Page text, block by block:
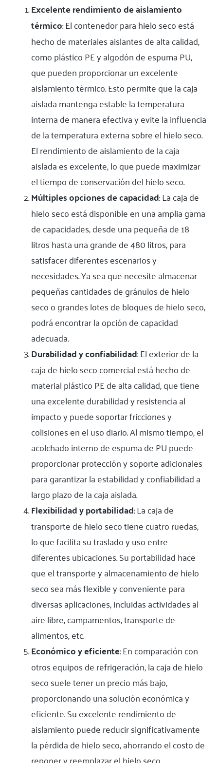
Excelente rendimiento de aislamiento
térmico: El contenedor para hielo seco está
hecho de materiales aislantes de alta calidad,
como plástico PE y algodón de espuma PU,
que pueden proporcionar un excelente
aislamiento térmico. Esto permite que la caja
aislada mantenga estable la temperatura
interna de manera efectiva y evite la influencia
de la temperatura externa sobre el hielo seco.
El rendimiento de aislamiento de la caja
aislada es excelente, lo que puede maximizar
el tiempo de conservación del hielo seco.
Múltiples opciones de capacidad: La caja de
hielo seco está disponible en una amplia gama
de capacidades, desde una pequeña de 18
litros hasta una grande de 480 litros, para
satisfacer diferentes escenarios y
necesidades. Ya sea que necesite almacenar
pequeñas cantidades de gránulos de hielo
seco o grandes lotes de bloques de hielo seco,
podrá encontrar la opción de capacidad
adecuada.
Durabilidad y confiabilidad: El exterior de la
caja de hielo seco comercial está hecho de
material plástico PE de alta calidad, que tiene
una excelente durabilidad y resistencia al
impacto y puede soportar fricciones y
colisiones en el uso diario. Al mismo tiempo, el
acolchado interno de espuma de PU puede
proporcionar protección y soporte adicionales
para garantizar la estabilidad y confiabilidad a
largo plazo de la caja aislada.
Flexibilidad y portabilidad: La caja de
transporte de hielo seco tiene cuatro ruedas,
lo que facilita su traslado y uso entre
diferentes ubicaciones. Su portabilidad hace
que el transporte y almacenamiento de hielo
seco sea más flexible y conveniente para
diversas aplicaciones, incluidas actividades al
aire libre, campamentos, transporte de
alimentos, etc.
Económico y eficiente: En comparación con
otros equipos de refrigeración, la caja de hielo
seco suele tener un precio más bajo,
proporcionando una solución económica y
eficiente. Su excelente rendimiento de
aislamiento puede reducir significativamente
la pérdida de hielo seco, ahorrando el costo de